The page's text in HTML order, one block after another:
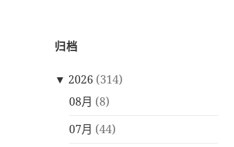
归档
▼ 2026 (314)
08月 (8)
07月 (44)